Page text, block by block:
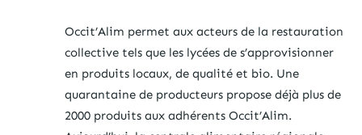
Occit’Alim permet aux acteurs de la restauration
collective tels que les lycées de s’approvisionner
en produits locaux, de qualité et bio. Une
quarantaine de producteurs propose déjà plus de
2000 produits aux adhérents Occit’Alim.